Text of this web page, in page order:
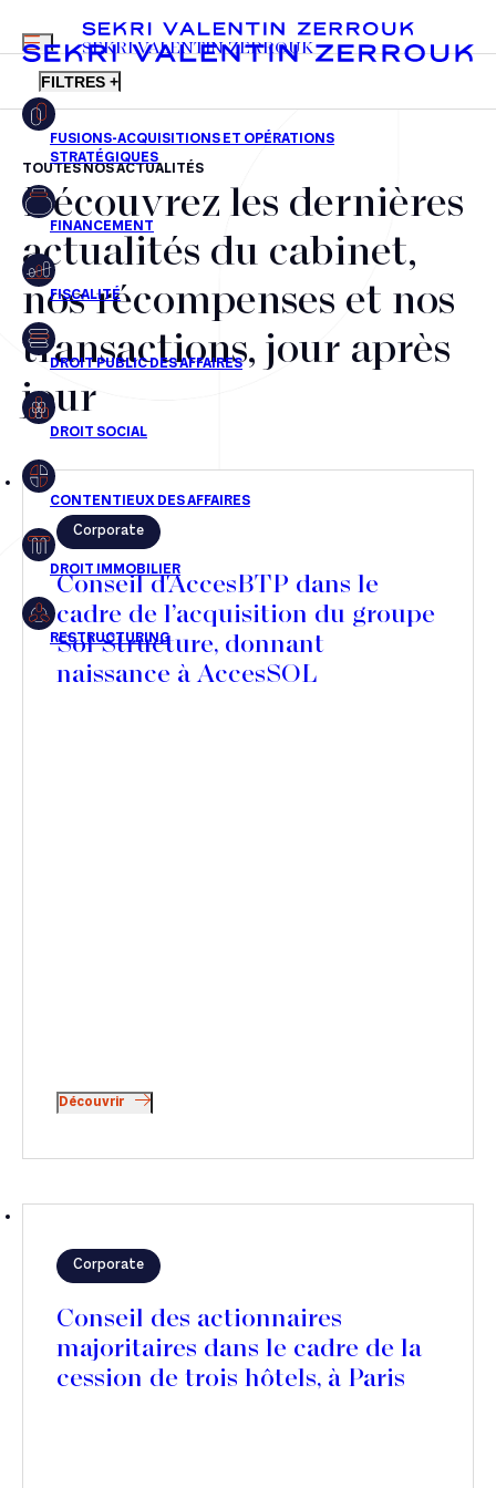
FR EN
MENU
SEKRI VALENTIN ZERROUK
FILTRES +
Fusions-acquisitions et opérations stratégiques
Financement
Fiscalité
Droit public des affaires
Droit social
Droit immobilier
Restructuring
Article
TOUTES NOS ACTUALITÉS
Découvrez les dernières
actualités du cabinet,
nos récompenses et nos
transactions, jour après
jour
Corporate
Conseil d'AccesBTP dans le
cadre de l’acquisition du groupe
Sol Structure, donnant
naissance à AccesSOL
Découvrir
Corporate
Conseil des actionnaires
majoritaires dans le cadre de la
cession de trois hôtels, à Paris